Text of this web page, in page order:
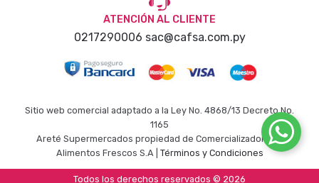
ATENCIÓN AL CLIENTE
0217290006 sac@cafsa.com.py
Sitio web comercial adaptado a la Ley No. 4868/13 Decreto No.
1165
Areté Supermercados propiedad de Comercializadora de
Alimentos Frescos S.A | Términos y Condiciones
Todos los derechos reservados © 2026